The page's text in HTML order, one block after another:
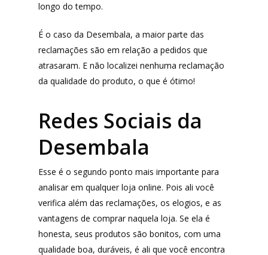
longo do tempo.
É o caso da Desembala, a maior parte das
reclamações são em relação a pedidos que
atrasaram. E não localizei nenhuma reclamação
da qualidade do produto, o que é ótimo!
Redes Sociais da
Desembala
Esse é o segundo ponto mais importante para
analisar em qualquer loja online. Pois ali você
verifica além das reclamações, os elogios, e as
vantagens de comprar naquela loja. Se ela é
honesta, seus produtos são bonitos, com uma
qualidade boa, duráveis, é ali que você encontra